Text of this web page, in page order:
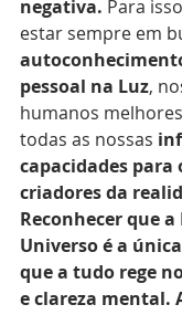
negativa. Para
estar sempre em
pessoal na Luz,
humanos
todas as nossas
capacidades para
criadores da
Reconhecer que
Universo é a
que a tudo rege
e clareza mental.